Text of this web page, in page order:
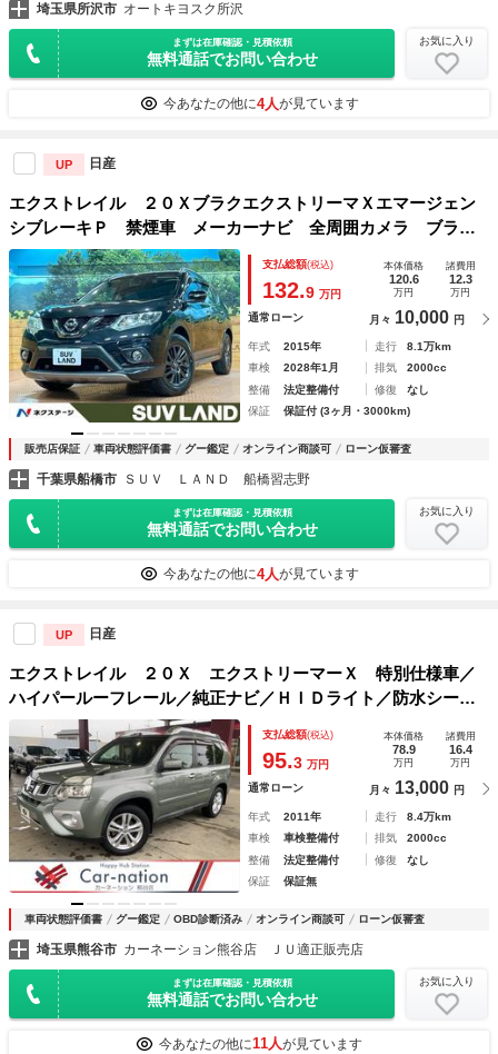
埼玉県所沢市 オートキヨスク所沢
まずは在庫確認・見積依頼
無料通話でお問い合わせ
お気に入り
今あなたの他に4人が見ています
UP 日産
エクストレイル ２０ＸブラクエクストリーマＸエマージェン
シブレーキＰ 禁煙車 メーカーナビ 全周囲カメラ ブライ
ンドスポットモニター クルコン コーナーセンサー シート
ヒーター 電動リアゲート ＬＥＤヘッド ルーフレール 純
正１７インチアルミ ドラレコ ＥＴＣ
支払総額(税込)
132.9 万円
本体価格
120.6
万円
諸費用
12.3
万円
通常ローン 月々 10,000 円
年式 2015年 走行
8.1万km
車検
2028年1月 排気
2000cc
整備
法定整備付 修復
なし
保証
保証付 (3ヶ月・3000km)
販売店保証 車両状態評価書 グー鑑定 オンライン商談可 ローン仮審査
千葉県船橋市 ＳＵＶ ＬＡＮＤ 船橋習志野
まずは在庫確認・見積依頼
無料通話でお問い合わせ
お気に入り
今あなたの他に4人が見ています
UP 日産
エクストレイル ２０Ｘ エクストリーマーＸ 特別仕様車／
ハイパールーフレール／純正ナビ／ＨＩＤライト／防水シート
／シートヒーター／リラックスヘッドレスト／スマートキー／
ブレーキＬＳＤ／Ｂｌｕｅｔｏｏｔｈ／オートライト／１７イ
ンチＡＷ／ＴＶ
支払総額(税込)
95.3 万円
本体価格
78.9
万円
諸費用
16.4
万円
通常ローン 月々 13,000 円
年式 2011年 走行
8.4万km
車検
車検整備付 排気
2000cc
整備
法定整備付 修復
なし
保証
保証無
車両状態評価書 グー鑑定 OBD診断済み オンライン商談可 ローン仮審査
埼玉県熊谷市 カーネーション熊谷店 ＪＵ適正販売店
まずは在庫確認・見積依頼
無料通話でお問い合わせ
お気に入り
今あなたの他に11人が見ています